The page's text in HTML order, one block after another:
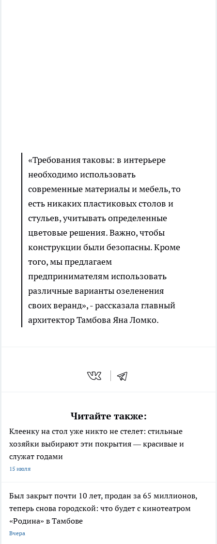
«Требования таковы: в интерьере
необходимо использовать
современные материалы и мебель, то
есть никаких пластиковых столов и
стульев, учитывать определенные
цветовые решения. Важно, чтобы
конструкции были безопасны. Кроме
того, мы предлагаем
предпринимателям использовать
различные варианты озеленения
своих веранд», - рассказала главный
архитектор Тамбова Яна Ломко.
Читайте также:
Клеенку на стол уже никто не стелет: стильные
хозяйки выбирают эти покрытия — красивые и
служат годами
15 июля
Был закрыт почти 10 лет, продан за 65 миллионов,
теперь снова городской: что будет с кинотеатром
«Родина» в Тамбове
Вчера